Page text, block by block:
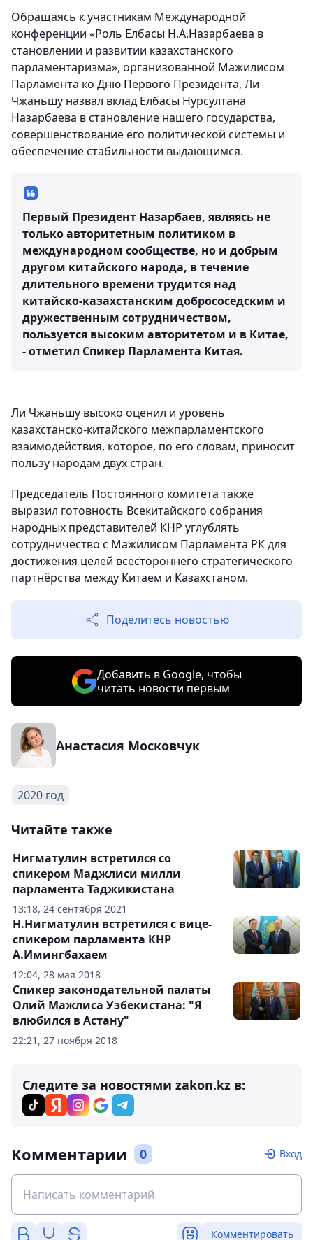
Обращаясь к участникам Международной
конференции «Роль Елбасы Н.А.Назарбаева в
становлении и развитии казахстанского
парламентаризма», организованной Мажилисом
Парламента ко Дню Первого Президента, Ли
Чжаньшу назвал вклад Елбасы Нурсултана
Назарбаева в становление нашего государства,
совершенствование его политической системы и
обеспечение стабильности выдающимся.
Первый Президент Назарбаев, являясь не
только авторитетным политиком в
международном сообществе, но и добрым
другом китайского народа, в течение
длительного времени трудится над
китайско-казахстанским добрососедским и
дружественным сотрудничеством,
пользуется высоким авторитетом и в Китае,
- отметил Спикер Парламента Китая.
Ли Чжаньшу высоко оценил и уровень
казахстанско-китайского межпарламентского
взаимодействия, которое, по его словам, приносит
пользу народам двух стран.
Председатель Постоянного комитета также
выразил готовность Всекитайского собрания
народных представителей КНР углублять
сотрудничество с Мажилисом Парламента РК для
достижения целей всестороннего стратегического
партнёрства между Китаем и Казахстаном.
Поделитесь новостью
Добавить в Google, чтобы
читать новости первым
Анастасия Московчук
2020 год
Читайте также
13:18, 24 сентября 2021
Нигматулин встретился со
спикером Маджлиси милли
парламента Таджикистана
12:04, 28 мая 2018
Н.Нигматулин встретился с вице-
спикером парламента КНР
А.Имингбахаем
22:21, 27 ноября 2018
Спикер законодательной палаты
Олий Мажлиса Узбекистана: "Я
влюбился в Астану"
Следите за новостями zakon.kz в:
Комментарии 0 Вход
Комментировать